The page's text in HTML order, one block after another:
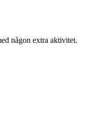
någon extra aktivitet.